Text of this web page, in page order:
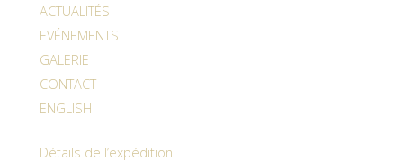
ACTUALITÉS
EVÉNEMENTS
GALERIE
CONTACT
ENGLISH
Détails de l’expédition